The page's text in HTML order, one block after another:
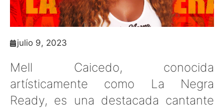
julio 9, 2023
Mell Caicedo, conocida
artísticamente como La Negra
Ready, es una destacada cantante